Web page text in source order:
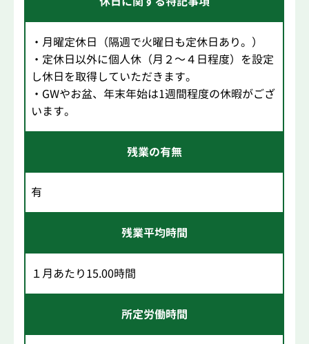
・月曜定休日（隔週で火曜日も定休日あり。）
・定休日以外に個人休（月２～４日程度）を設定
し休日を取得していただきます。
・GWやお盆、年末年始は1週間程度の休暇がござ
います。
残業の有無
有
残業平均時間
１月あたり15.00時間
所定労働時間